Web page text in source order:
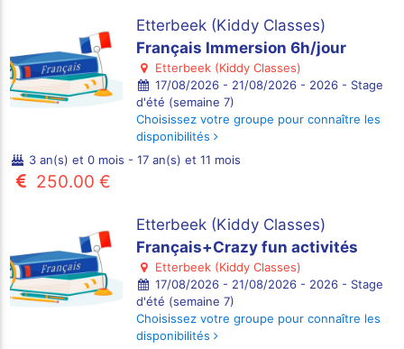
Etterbeek (Kiddy Classes)
Français Immersion 6h/jour
Etterbeek (Kiddy Classes)
17/08/2026 - 21/08/2026 - 2026 - Stage
d'été (semaine 7)
Choisissez votre groupe pour connaître les
disponibilités
3 an(s) et 0 mois - 17 an(s) et 11 mois
250.00 €
Etterbeek (Kiddy Classes)
Français+Crazy fun activités
Etterbeek (Kiddy Classes)
17/08/2026 - 21/08/2026 - 2026 - Stage
d'été (semaine 7)
Choisissez votre groupe pour connaître les
disponibilités